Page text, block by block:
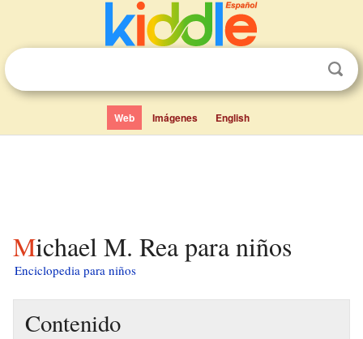
Web Imágenes English
Michael M. Rea para niños
Enciclopedia para niños
Contenido